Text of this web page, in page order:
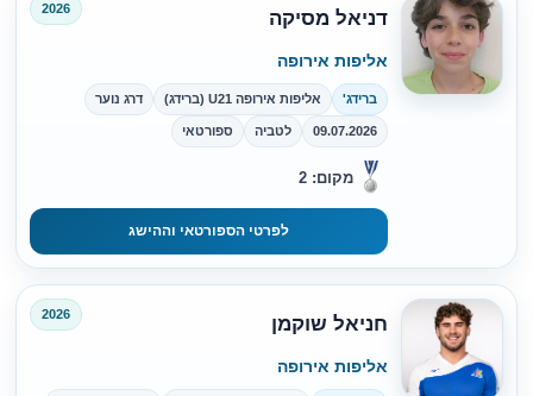
דניאל מסיקה 2026
אליפות אירופה
ברידג' אליפות אירופה U21 (ברידג) דרג נוער
09.07.2026 לטביה ספורטאי
מקום: 2
לפרטי הספורטאי וההישג
חניאל שוקמן 2026
אליפות אירופה